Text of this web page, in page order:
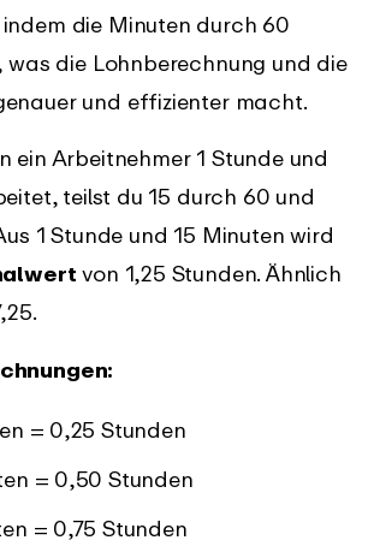
die Minuten durch 60
was die Lohnberechnung und die
und effizienter macht.
ein Arbeitnehmer 1 Stunde und
teilst du 15 durch 60 und
1 Stunde und 15 Minuten wird
von 1,25 Stunden. Ähnlich
= 0,25 Stunden
= 0,50 Stunden
= 0,75 Stunden